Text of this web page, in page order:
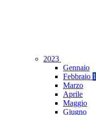
2023
Gennaio
Febbraio 1
Marzo
Aprile
Maggio
Giugno